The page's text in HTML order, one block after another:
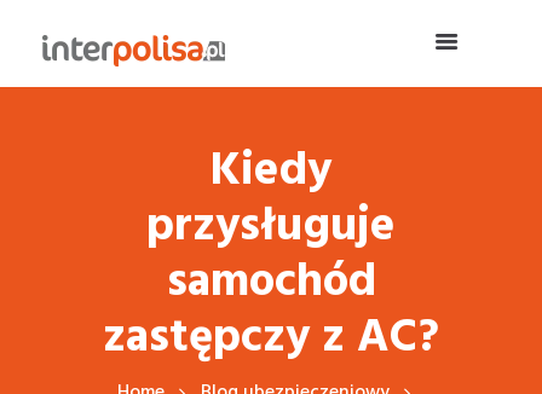
Kiedy
przysługuje
samochód
zastępczy z AC?